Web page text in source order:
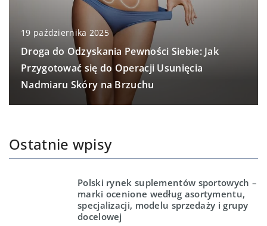
19 października 2025
Droga do Odzyskania Pewności Siebie: Jak
Przygotować się do Operacji Usunięcia
Nadmiaru Skóry na Brzuchu
Ostatnie wpisy
Polski rynek suplementów sportowych –
marki ocenione według asortymentu,
specjalizacji, modelu sprzedaży i grupy
docelowej